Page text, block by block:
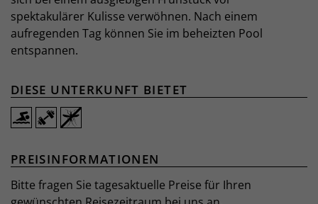
spektakulärer Kulisse verwöhnen. Nach einem
aufregenden Tag können Sie im beheizten Pool
entspannen.
DIESE UNTERKUNFT BIETET
PREISINFORMATIONEN
Bitte fragen Sie tagesaktuelle Preise für Ihren